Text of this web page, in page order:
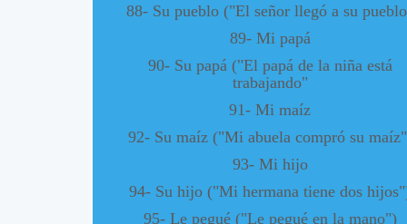
88- Su pueblo ("El señor llegó a su
89- Mi papá
90- Su papá ("El papá de la niña está
trabajando"
91- Mi maíz
92- Su maíz ("Mi abuela compró su
93- Mi hijo
94- Su hijo ("Mi hermana tiene dos
95- Le pegué ("Le pegué en la mano")